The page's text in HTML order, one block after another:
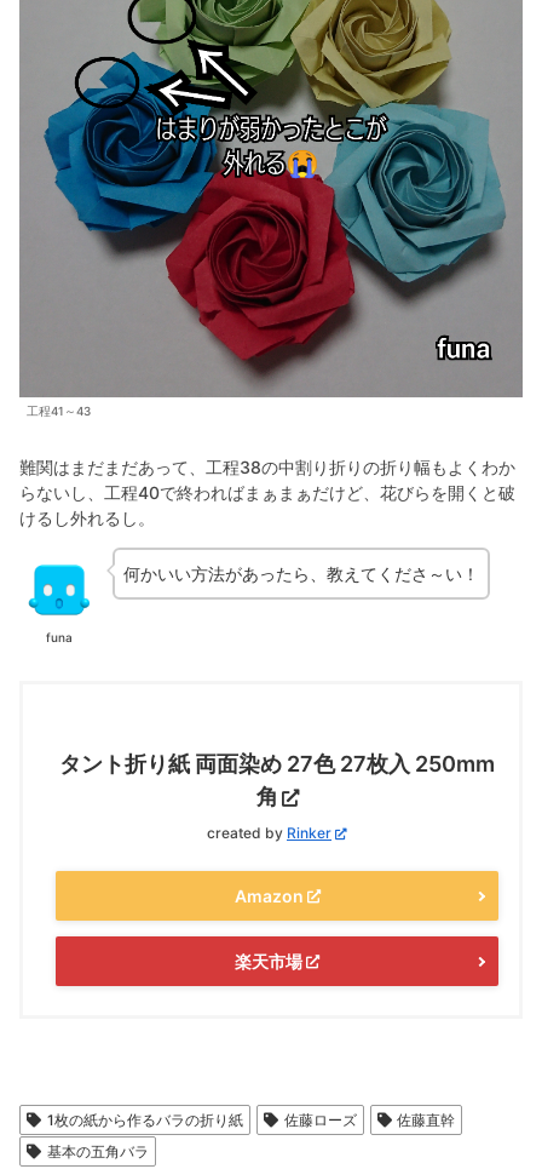
工程41～43
難関はまだまだあって、工程38の中割り折りの折り幅もよくわか
らないし、工程40で終わればまぁまぁだけど、花びらを開くと破
けるし外れるし。
funa
何かいい方法があったら、教えてくださ～い！
タント折り紙 両面染め 27色 27枚入 250mm
角
created by Rinker
Amazon
楽天市場
1枚の紙から作るバラの折り紙 佐藤ローズ
佐藤直幹
基本の五角バラ